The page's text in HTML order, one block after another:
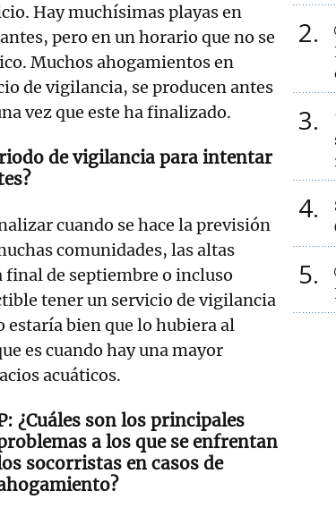
Hay muchísimas playas en
pero en un horario que no se
Muchos ahogamientos en
de vigilancia, se producen antes
vez que este ha finalizado.
de vigilancia para intentar
cuando se hace la previsión
comunidades, las altas
de septiembre o incluso
tener un servicio de vigilancia
estaría bien que lo hubiera al
es cuando hay una mayor
acuáticos.
¿Cuáles son los principales
a los que se enfrentan
socorristas en casos de
2
3
4
5